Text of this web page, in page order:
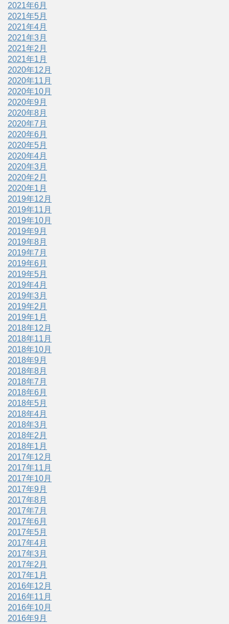
2021年6月
2021年5月
2021年4月
2021年3月
2021年2月
2021年1月
2020年12月
2020年11月
2020年10月
2020年9月
2020年8月
2020年7月
2020年6月
2020年5月
2020年4月
2020年3月
2020年2月
2020年1月
2019年12月
2019年11月
2019年10月
2019年9月
2019年8月
2019年7月
2019年6月
2019年5月
2019年4月
2019年3月
2019年2月
2019年1月
2018年12月
2018年11月
2018年10月
2018年9月
2018年8月
2018年7月
2018年6月
2018年5月
2018年4月
2018年3月
2018年2月
2018年1月
2017年12月
2017年11月
2017年10月
2017年9月
2017年8月
2017年7月
2017年6月
2017年5月
2017年4月
2017年3月
2017年2月
2017年1月
2016年12月
2016年11月
2016年10月
2016年9月